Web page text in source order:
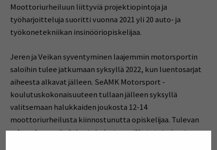
Moottoriurheiluun liittyviä projektiopintoja ja
työharjoitteluja suoritti vuonna 2021 yli 20 auto- ja
työkonetekniikan insinööriopiskelijaa.
Jeren ja Veikan syventyminen laajemmin motorsportin
saloihin tulee jatkumaan syksyllä 2022, kun luentosarjat
aiheesta alkavat jälleen. SeAMK Motorsport -
koulutuskokonaisuuteen tullaan jälleen syksyllä
valitsemaan halukkaiden joukosta 12-14
moottoriurheilusta kiinnostunutta opiskelijaa. Tulevan
syksyn luennoitsijoina toimivat monille tutut nimet,